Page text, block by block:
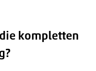
kompletten